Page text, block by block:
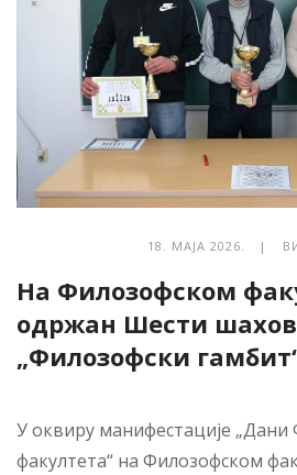
18. МАЈА 2026. |
На Филозофском
одржан Шести
„Филозофски
У оквиру манифестације „Дани
факултета“ на Филозофском